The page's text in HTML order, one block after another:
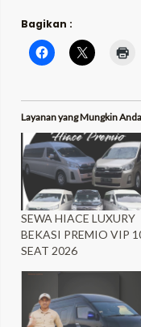
Bagikan :
Layanan yang Mungkin
SEWA HIACE LUXURY
BEKASI PREMIO VIP
SEAT 2026